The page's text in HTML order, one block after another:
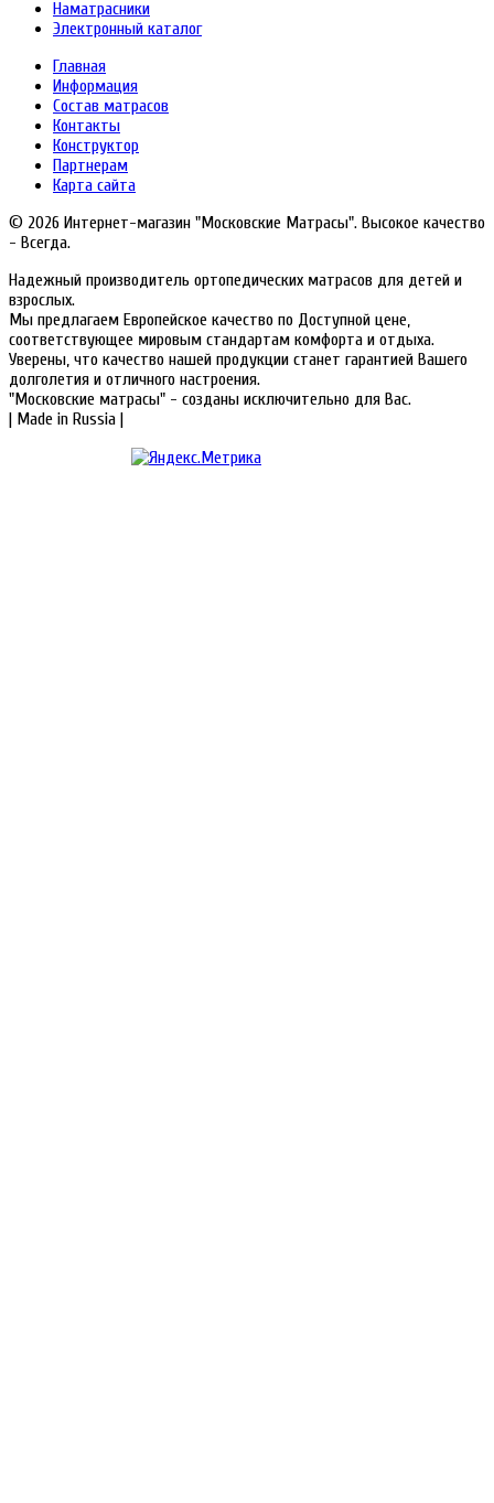
Наматрасники
Электронный каталог
Главная
Информация
Состав матрасов
Контакты
Конструктор
Партнерам
Карта сайта
© 2026 Интернет-магазин "Московские Матрасы". Высокое качество
- Всегда.
Надежный производитель ортопедических матрасов для детей и
взрослых.
Мы предлагаем Европейское качество по Доступной цене,
соответствующее мировым стандартам комфорта и отдыха.
Уверены, что качество нашей продукции станет гарантией Вашего
долголетия и отличного настроения.
"Московские матрасы" - созданы исключительно для Вас.
| Made in Russia |